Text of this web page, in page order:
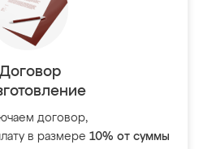
Договор
договор,
в размере 10% от суммы